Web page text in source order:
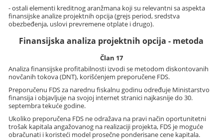
- ostali elementi kreditnog aranžmana koji su relevantni sa aspekta
finansijske analize projektnih opcija (grejs period, sredstva
obezbeđenja, uslovi prevremene otplate i drugo).
Finansijska analiza projektnih opcija - metoda
Član 17
Analiza finansijske profitabilnosti izvodi se metodom diskontovanih
novčanih tokova (DNT), korišćenjem preporučene FDS.
Preporučenu FDS za narednu fiskalnu godinu određuje Ministarstvo
finansija i objavljuje na svojoj internet stranici najkasnije do 30.
septembra tekuće godine.
Ukoliko preporučena FDS ne odražava na pravi način oportunitetni
trošak kapitala angažovanog na realizaciji projekta, FDS je moguće
obračunati i koristeći model prosečne ponderisane cene kapitala.